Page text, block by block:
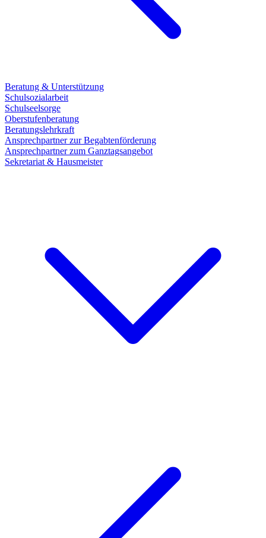
Beratung & Unterstützung
Schulsozialarbeit
Schulseelsorge
Oberstufenberatung
Beratungslehrkraft
Ansprechpartner zur Begabtenförderung
Ansprechpartner zum Ganztagsangebot
Sekretariat & Hausmeister